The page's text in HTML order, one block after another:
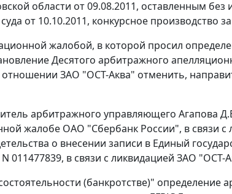
области от 09.08.2011, оставленным
от 10.10.2011, конкурсное производство
жалобой, в которой просил
Десятого арбитражного
ЗАО "ОСТ-Аква" отменить,
арбитражного управляющего Агапова
жалобе ОАО "Сбербанк России", в связи с
о внесении записи в Единый
011477839, в связи с ликвидацией ЗАО
(банкротстве)" определение